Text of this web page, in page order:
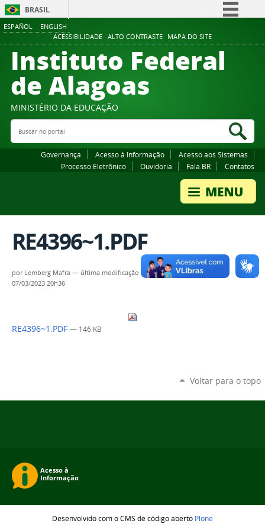
ESPAÑOL ENGLISH
ACESSIBILIDADE ALTO CONTRASTE MAPA DO SITE
BRASIL
Comunica BR
Participe
Canais
Instituto Federal
de Alagoas
MINISTÉRIO DA EDUCAÇÃO
Buscar no portal
Governança Acesso à Informação
Acesso aos Sistemas
Processo Eletrônico
Ouvidoria Fala.BR Contatos
RE4396~1.PDF
por Lemberg Mafra — última modificação
07/03/2023 20h36
RE4396~1.PDF — 146 KB
Voltar para o topo
Desenvolvido com o CMS de código aberto Plone